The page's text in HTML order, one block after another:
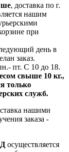
, доставка по г.
нашим
при
день в
заказ.
пт. С 10 до 18.
свыше 10 кг.,
только
служб.
нашими
заказа -
осуществляется